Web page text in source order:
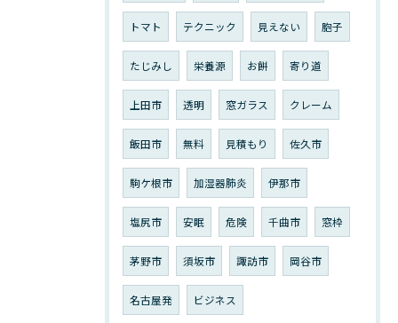
トマト テクニック 見えない 胞子
たじみし 栄養源 お餅 寄り道
上田市 透明 窓ガラス クレーム
飯田市 無料 見積もり 佐久市
駒ケ根市 加湿器肺炎 伊那市
塩尻市 安眠 危険 千曲市 窓枠
茅野市 須坂市 諏訪市 岡谷市
名古屋発 ビジネス